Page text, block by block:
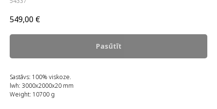
549,00 €
Pasūtīt
Sastāvs: 100% viskoze.
lwh: 3000x2000x20 mm
Weight: 10700 g